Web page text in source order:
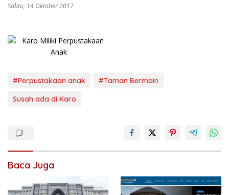
Sabtu, 14 Oktober 2017
#Perpustakaan anak
#Taman Bermain
Susah ada di Karo
Baca Juga